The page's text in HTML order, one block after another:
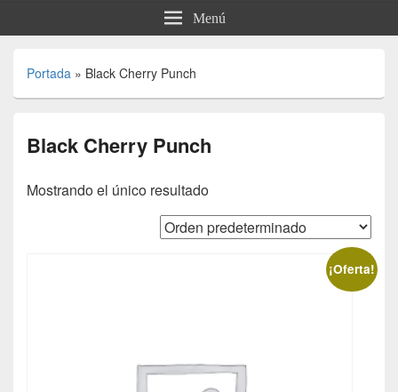
Menú
Portada » Black Cherry Punch
Black Cherry Punch
Mostrando el único resultado
¡Oferta!